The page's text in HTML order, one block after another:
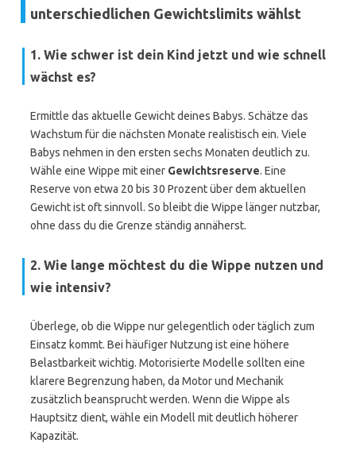
unterschiedlichen Gewichtslimits wählst
1. Wie schwer ist dein Kind jetzt und wie schnell
wächst es?
Ermittle das aktuelle Gewicht deines Babys. Schätze das
Wachstum für die nächsten Monate realistisch ein. Viele
Babys nehmen in den ersten sechs Monaten deutlich zu.
Wähle eine Wippe mit einer Gewichtsreserve. Eine
Reserve von etwa 20 bis 30 Prozent über dem aktuellen
Gewicht ist oft sinnvoll. So bleibt die Wippe länger nutzbar,
ohne dass du die Grenze ständig annäherst.
2. Wie lange möchtest du die Wippe nutzen und
wie intensiv?
Überlege, ob die Wippe nur gelegentlich oder täglich zum
Einsatz kommt. Bei häufiger Nutzung ist eine höhere
Belastbarkeit wichtig. Motorisierte Modelle sollten eine
klarere Begrenzung haben, da Motor und Mechanik
zusätzlich beansprucht werden. Wenn die Wippe als
Hauptsitz dient, wähle ein Modell mit deutlich höherer
Kapazität.